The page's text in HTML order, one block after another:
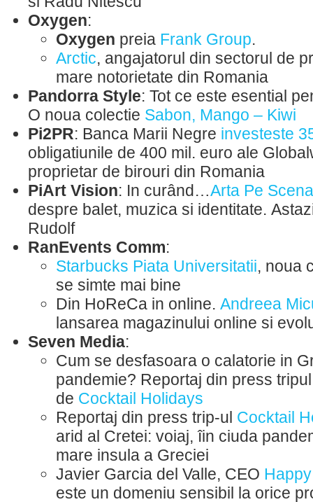
Oxygen:
Oxygen preia Frank Group.
Arctic, angajatorul din sectorul de
mare notorietate din Romania
Pandorra Style: Tot ce este esential
O noua colectie Sabon, Mango – Kiwi
Pi2PR: Banca Marii Negre investeste
obligatiunile de 400 mil. euro ale
proprietar de birouri din Romania
PiArt Vision: In curând…Arta Pe
despre balet, muzica si identitate.
Rudolf
RanEvents Comm:
Starbucks Piata Universitatii, noua
se simte mai bine
Din HoReCa in online. Andreea
lansarea magazinului online si
Seven Media:
Cum se desfasoara o calatorie in
pandemie? Reportaj din press
de Cocktail Holidays
Reportaj din press trip-ul Cocktail
arid al Cretei: voiaj, îin ciuda
mare insula a Greciei
Javier Garcia del Valle, CEO
este un domeniu sensibil la orice